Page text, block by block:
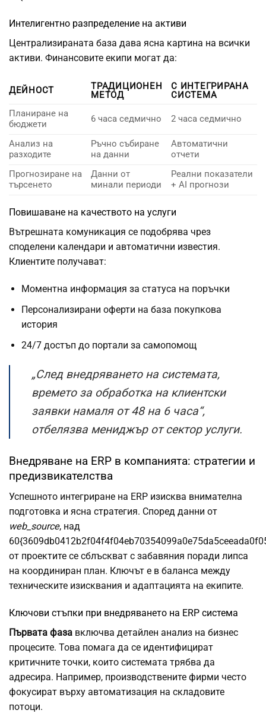
Интелигентно разпределение на активи
Централизираната база дава ясна картина на всички
активи. Финансовите екипи могат да:
ДЕЙНОСТ
ТРАДИЦИОНЕН
МЕТОД
С ИНТЕГРИРАНА
СИСТЕМА
Планиране на
бюджети
6 часа седмично 2 часа седмично
Анализ на
разходите
Ръчно събиране
на данни
Автоматични
отчети
Прогнозиране на
търсенето
Данни от
минали периоди
Реални показатели
+ AI прогнози
Повишаване на качеството на услуги
Вътрешната комуникация се подобрява чрез
споделени календари и автоматични известия.
Клиентите получават:
Моментна информация за статуса на поръчки
Персонализирани оферти на база покупкова
история
24/7 достъп до портали за самопомощ
„След внедряването на системата,
времето за обработка на клиентски
заявки намаля от 48 на 6 часа“,
отбелязва мениджър от сектор услуги.
Внедряване на ERP в компанията: стратегии и
предизвикателства
Успешното интегриране на ERP изисква внимателна
подготовка и ясна стратегия. Според данни от
web_source, над
от проектите се сблъскват с забавяния поради липса
на координиран план. Ключът е в баланса между
техническите изисквания и адаптацията на екипите.
Ключови стъпки при внедряването на ERP система
Първата фаза включва детайлен анализ на бизнес
процесите. Това помага да се идентифицират
критичните точки, които системата трябва да
адресира. Например, производствените фирми често
фокусират върху автоматизация на складовите
потоци.